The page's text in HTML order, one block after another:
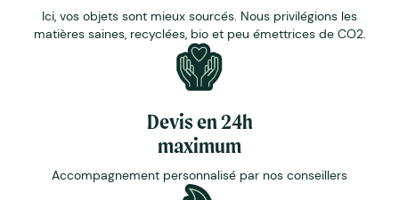
Ici, vos objets sont mieux sourcés. Nous privilégions les
matières saines, recyclées, bio et peu émettrices de CO2.
Devis en 24h
maximum
Accompagnement personnalisé par nos conseillers